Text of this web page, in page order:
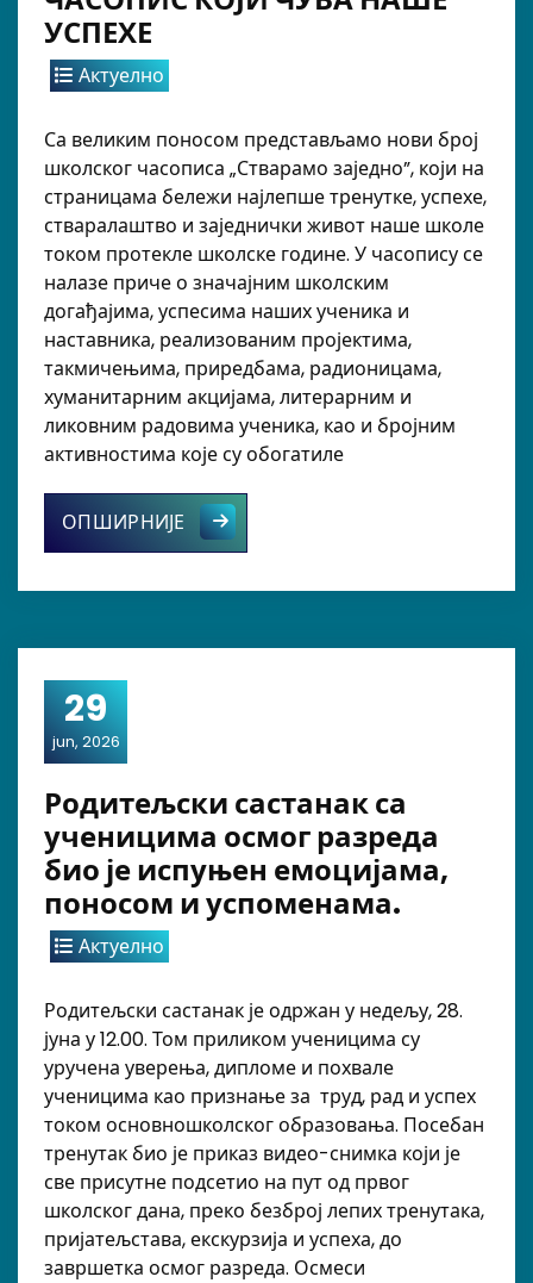
УСПЕХЕ
Актуелно
Са великим поносом представљамо нови број
школског часописа „Стварамо заједно”, који на
страницама бележи најлепше тренутке, успехе,
стваралаштво и заједнички живот наше школе
током протекле школске године. У часопису се
налазе приче о значајним школским
догађајима, успесима наших ученика и
наставника, реализованим пројектима,
такмичењима, приредбама, радионицама,
хуманитарним акцијама, литерарним и
ликовним радовима ученика, као и бројним
активностима које су обогатиле
ОПШИРНИЈЕ „СТВАРАМО ЗАЈЕДНО” – ЧАСОПИС
29
jun, 2026
Родитељски састанак са
ученицима осмог разреда
био је испуњен емоцијама,
поносом и успоменама.
Актуелно
Родитељски састанак је одржан у недељу, 28.
јуна у 12.00. Том приликом ученицима су
уручена уверења, дипломе и похвале
ученицима као признање за труд, рад и успех
током основношколског образовања. Посебан
тренутак био је приказ видео-снимка који је
све присутне подсетио на пут од првог
школског дана, преко безброј лепих тренутака,
пријатељстава, екскурзија и успеха, до
завршетка осмог разреда. Осмеси